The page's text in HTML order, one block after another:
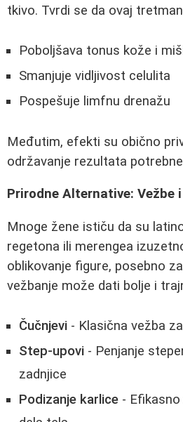
tkivo. Tvrdi se da ovaj
Poboljšava tonus kože i
Smanjuje vidljivost celulita
Pospešuje limfnu drenažu
Međutim, efekti su obično
održavanje rezultata
Prirodne Alternative: Vežbe
Mnoge žene ističu da su
regetona ili merengea
oblikovanje figure, posebno
vežbanje može dati bolje i
Čučnjevi - Klasična vežba
Step-upovi - Penjanje
zadnjice
Podizanje karlice -